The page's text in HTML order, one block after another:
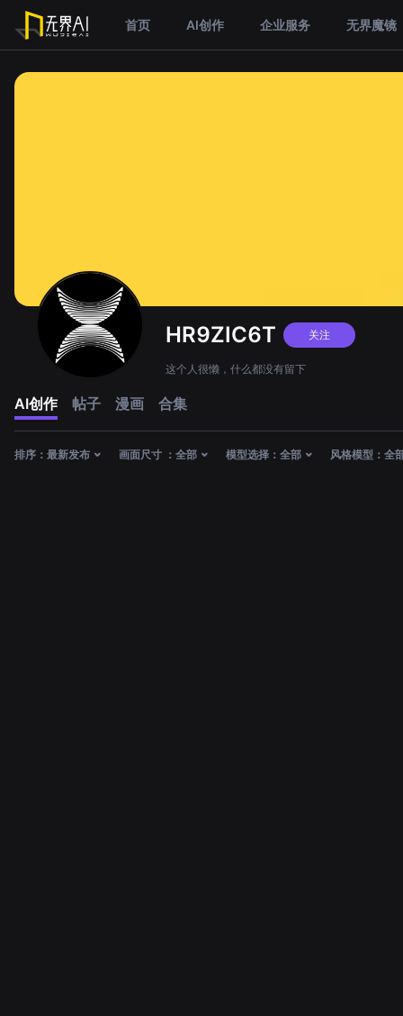
首页 AI创作 企业服务 无界魔镜
HR9ZIC6T 关注
这个人很懒，什么都没有留下
AI创作 帖子 漫画 合集
排序： 最新发布 画面尺寸 ： 全部 模型选择： 全部 风格模型： 全